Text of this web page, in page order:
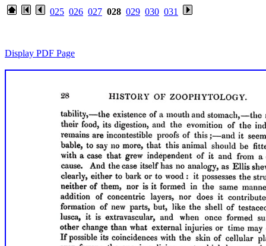
025 026 027 028 029 030 031
Display PDF Page